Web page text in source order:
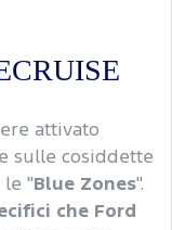
attivato
sulle cosiddette
le " Blue Zones".
che Ford